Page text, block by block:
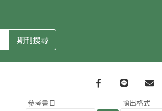
Facebook
line email
參考書目 輸出格式